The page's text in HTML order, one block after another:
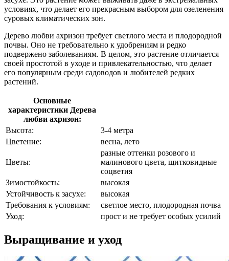
условиях, что делает его прекрасным выбором для озеленения
суровых климатических зон.
Дерево любви ахризон требует светлого места и плодородной
почвы. Оно не требовательно к удобрениям и редко
подвержено заболеваниям. В целом, это растение отличается
своей простотой в уходе и привлекательностью, что делает
его популярным среди садоводов и любителей редких
растений.
Основные
характеристики Дерева
любви ахризон:
Высота:
3-4 метра
Цветение:
весна, лето
Цветы:
разные оттенки розового и
малинового цвета, щитковидные
соцветия
Зимостойкость:
высокая
Устойчивость к засухе:
высокая
Требования к условиям:
светлое место, плодородная почва
Уход:
прост и не требует особых усилий
Выращивание и уход